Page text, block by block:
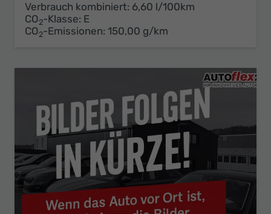
Verbrauch kombiniert: 6,60 l/100km
CO2-Klasse: E
CO2-Emissionen: 150,00 g/km